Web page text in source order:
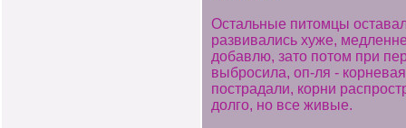
Остальные питомцы
развивались хуже,
добавлю, зато потом при
выбросила, оп-ля -
пострадали, корни
долго, но все живые.